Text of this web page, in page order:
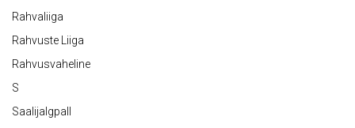
Rahvaliiga
Rahvuste Liiga
Rahvusvaheline
S
Saalijalgpall